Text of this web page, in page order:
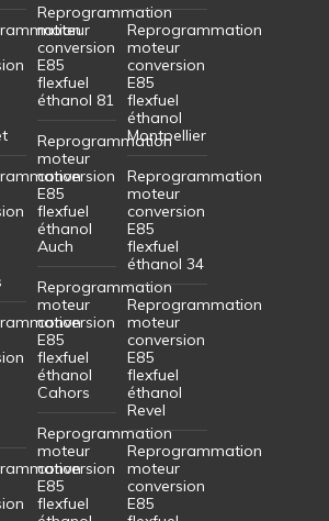
Reprogrammation
moteur
conversion
E85
flexfuel
éthanol 81
Reprogrammation
moteur
conversion
E85
flexfuel
éthanol
Auch
Reprogrammation
moteur
conversion
E85
flexfuel
éthanol
Cahors
Reprogrammation
moteur
conversion
E85
flexfuel
Reprogrammation
moteur
conversion
E85
flexfuel
éthanol
Montpellier
Reprogrammation
moteur
conversion
E85
flexfuel
éthanol 34
Reprogrammation
moteur
conversion
E85
flexfuel
éthanol
Revel
Reprogrammation
moteur
conversion
E85